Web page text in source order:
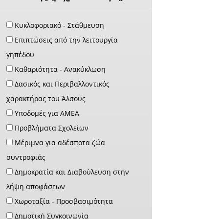
Κυκλοφοριακό - Στάθμευση
Επιπτώσεις από την λειτουργία
γηπέδου
Καθαριότητα - Ανακύκλωση
Δασικός και Περιβαλλοντικός
χαρακτήρας του Άλσους
Υποδομές για ΑΜΕΑ
Προβλήματα Σχολείων
Μέριμνα για αδέσποτα ζώα
συντροφιάς
Δημοκρατία και Διαβούλευση στην
λήψη αποφάσεων
Χωροταξία - Προσβασιμότητα
Δημοτική Συγκοινωνία